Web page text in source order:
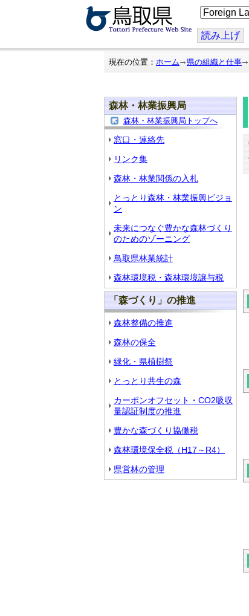
こ
の
ジ
を
翻
読み上げ
現在の位置： ホーム 県の組織と仕事
森林・林業振興局
森林・林業振興局トップへ
窓口・連絡先
リンク集
森林・林業関係の入札
とっとり森林・林業振興ビジョ
ン
未来につなぐ豊かな森林づくり
のためのゾーニング
鳥取県林業統計
森林環境税・森林環境譲与税
「森づくり」の推進
森林整備の推進
森林の保全
緑化・県植樹祭
とっとり共生の森
カーボンオフセット・CO2吸収
量認証制度の推進
豊かな森づくり協働税
森林環境保全税（H17～R4）
県営林の管理